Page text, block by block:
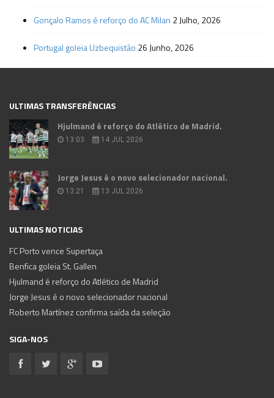
Gonçalo Ramos é reforço do AC Milan 2 Julho, 2026
Portugal goleia Uzbequistão 26 Junho, 2026
ULTIMAS TRANSFERÊNCIAS
Hjulmand é reforço do Atlético de Madrid.
13:03 14 JUL 2026
Jorge Jesus é o novo selecionador nacional.
13:21 13 JUL 2026
ULTIMAS NOTICIAS
FC Porto vence Supertaça
Benfica goleia St. Gallen
Hjulmand é reforço do Atlético de Madrid
Jorge Jesus é o novo selecionador nacional
Roberto Martínez confirma saída da seleção
SIGA-NOS